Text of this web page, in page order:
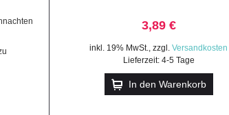
3,89 €
inkl. 19% MwSt.,zzgl.Versandkosten
Lieferzeit: 4-5 Tage
In den Warenkorb